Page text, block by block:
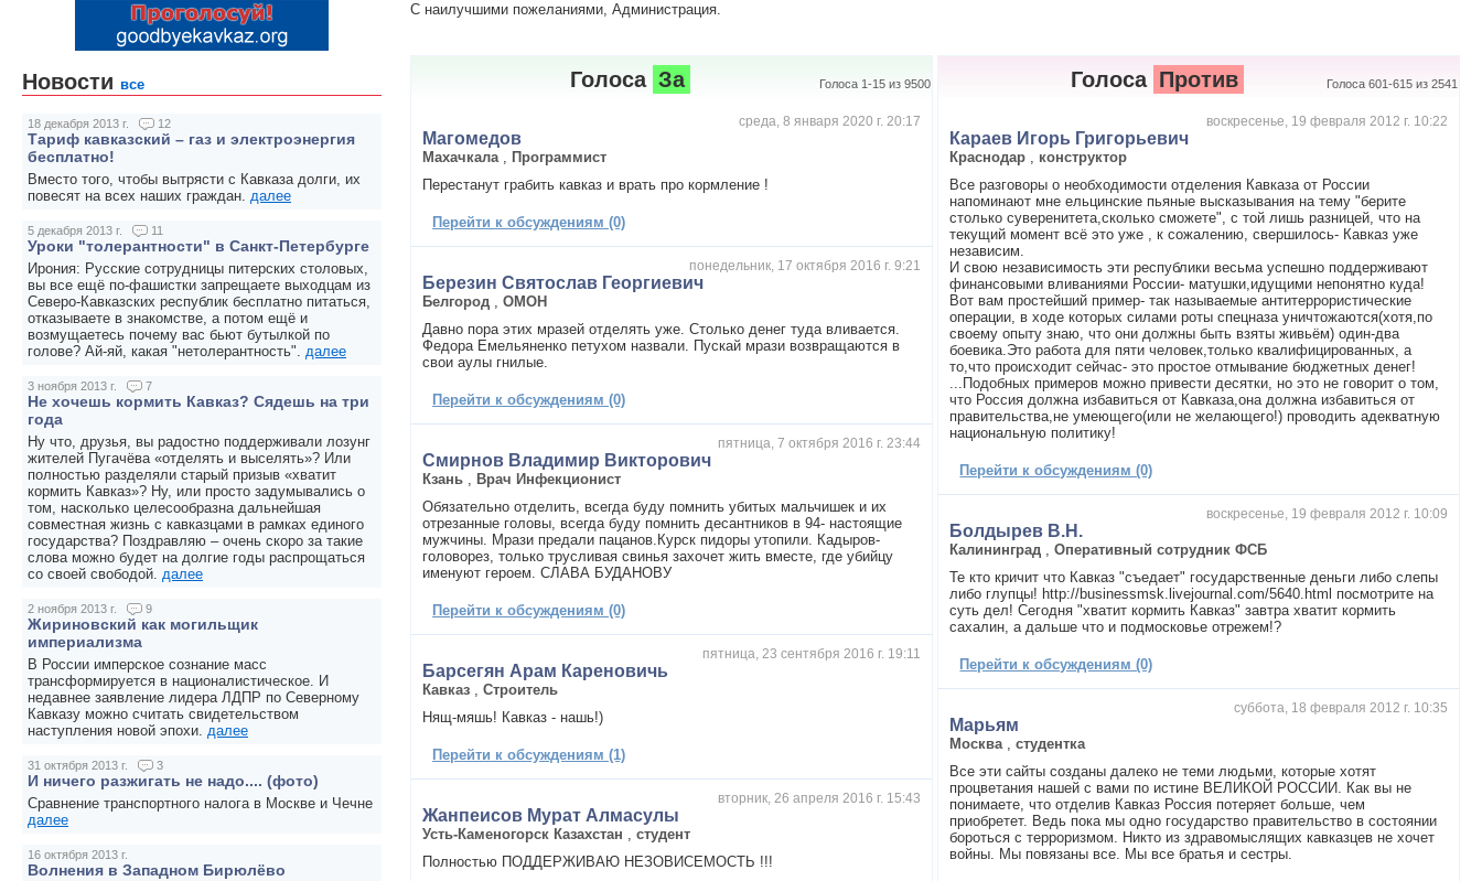
С наилучшими пожеланиями, Администрация.
Голоса За Голоса 1-15 из 9500
среда, 8 января 2020 г. 20:17
Магомедов
Махачкала
Программист
Перестанут грабить кавказ и врать про кормление !
Перейти к обсуждениям (0)
понедельник, 17 октября 2016 г. 9:21
Березин Святослав Георгиевич
Белгород ,ОМОН
Давно пора этих мразей отделять уже. Столько денег туда вливается.
Федора Емельяненко петухом назвали. Пускай мрази возвращаются в
свои аулы гнилые.
Перейти к обсуждениям (0)
пятница, 7 октября 2016 г. 23:44
Смирнов Владимир Викторович
Кзань
Врач Инфекционист
Обязательно отделить, всегда буду помнить убитых мальчишек и их
отрезанные головы, всегда буду помнить десантников в 94- настоящие
мужчины. Мрази предали пацанов.Курск пидоры утопили. Кадыров-
головорез, только трусливая свинья захочет жить вместе, где убийцу
именуют героем. СЛАВА БУДАНОВУ
Перейти к обсуждениям (0)
пятница, 23 сентября 2016 г. 19:11
Барсегян Арам Кареновичь
Кавказ ,Строитель
Нящ-мяшь! Кавказ - нашь!)
Перейти к обсуждениям (1)
вторник, 26 апреля 2016 г. 15:43
Жанпеисов Мурат Алмасулы
Усть-Каменогорск Казахстан ,студент
Полностью ПОДДЕРЖИВАЮ НЕЗОВИСЕМОСТЬ !!!
Голоса Против Голоса 601-615 из 2541
воскресенье, 19 февраля 2012 г. 10:22
Караев Игорь Григорьевич
Краснодар
конструктор
Все разговоры о необходимости отделения Кавказа от России
напоминают мне ельцинские пьяные высказывания на тему "берите
столько суверенитета,сколько сможете", с той лишь разницей, что на
текущий момент всё это уже , к сожалению, свершилось- Кавказ уже
независим.
И свою независимость эти республики весьма успешно поддерживают
финансовыми вливаниями России- матушки,идущими непонятно куда!
Вот вам простейший пример- так называемые антитеррористические
операции, в ходе которых силами роты спецназа уничтожаются(хотя,по
своему опыту знаю, что они должны быть взяты живьём) один-два
боевика.Это работа для пяти человек,только квалифицированных, а
то,что происходит сейчас- это простое отмывание бюджетных денег!
...Подобных примеров можно привести десятки, но это не говорит о том,
что Россия должна избавиться от Кавказа,она должна избавиться от
правительства,не умеющего(или не желающего!) проводить адекватную
национальную политику!
Перейти к обсуждениям (0)
воскресенье, 19 февраля 2012 г. 10:09
Болдырев В.Н.
Калининград ,Оперативный сотрудник ФСБ
Те кто кричит что Кавказ "съедает" государственные деньги либо слепы
либо глупцы! http://businessmsk.livejournal.com/5640.html посмотрите на
суть дел! Сегодня "хватит кормить Кавказ" завтра хватит кормить
сахалин, а дальше что и подмосковье отрежем!?
Перейти к обсуждениям (0)
суббота, 18 февраля 2012 г. 10:35
Марьям
Москва ,студентка
Все эти сайты созданы далеко не теми людьми, которые хотят
процветания нашей с вами по истине ВЕЛИКОЙ РОССИИ. Как вы не
понимаете, что отделив Кавказ Россия потеряет больше, чем
приобретет. Ведь пока мы одно государство правительство в состоянии
бороться с терроризмом. Никто из здравомыслящих кавказцев не хочет
войны. Мы повязаны все. Мы все братья и сестры.
Новости все
18 декабря 2013 г. 12
Тариф кавказский – газ и электроэнергия
бесплатно!
Вместо того, чтобы вытрясти с Кавказа долги, их
повесят на всех наших граждан. далее
5 декабря 2013 г. 11
Уроки "толерантности" в Санкт-Петербурге
Ирония: Русские сотрудницы питерских столовых,
вы все ещё по-фашистки запрещаете выходцам из
Северо-Кавказских республик бесплатно питаться,
отказываете в знакомстве, а потом ещё и
возмущаетесь почему вас бьют бутылкой по
голове? Ай-яй, какая "нетолерантность". далее
3 ноября 2013 г. 7
Не хочешь кормить Кавказ? Сядешь на три
года
Ну что, друзья, вы радостно поддерживали лозунг
жителей Пугачёва «отделять и выселять»? Или
полностью разделяли старый призыв «хватит
кормить Кавказ»? Ну, или просто задумывались о
том, насколько целесообразна дальнейшая
совместная жизнь с кавказцами в рамках единого
государства? Поздравляю – очень скоро за такие
слова можно будет на долгие годы распрощаться
со своей свободой. далее
2 ноября 2013 г. 9
Жириновский как могильщик
империализма
В России имперское сознание масс
трансформируется в националистическое. И
недавнее заявление лидера ЛДПР по Северному
Кавказу можно считать свидетельством
наступления новой эпохи. далее
31 октября 2013 г. 3
И ничего разжигать не надо.... (фото)
Сравнение транспортного налога в Москве и Чечне
далее
16 октября 2013 г.
Волнения в Западном Бирюлёво